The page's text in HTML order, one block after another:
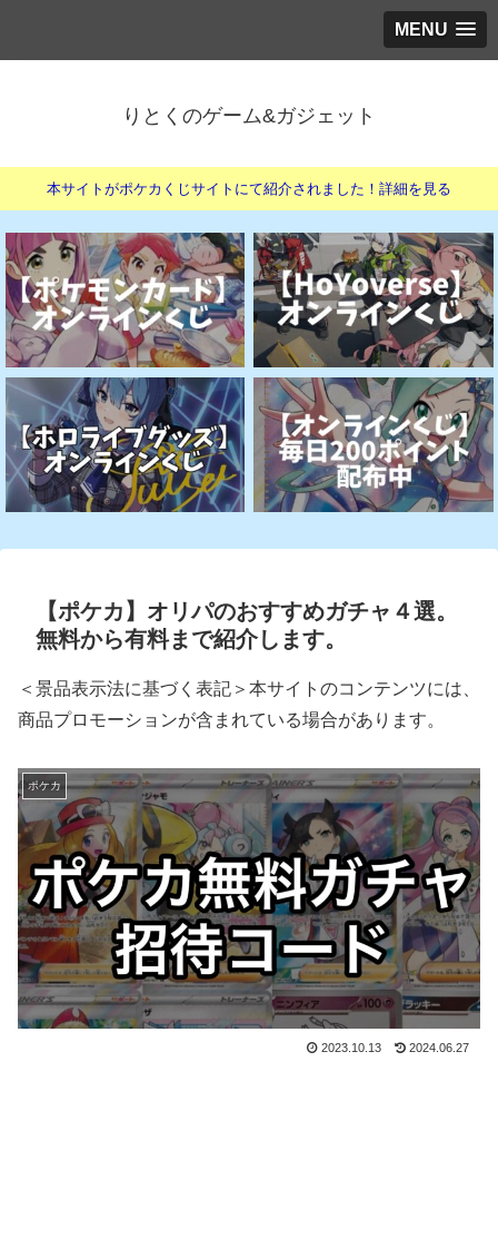
MENU
りとくのゲーム&ガジェット
本サイトがポケカくじサイトにて紹介されました！詳細を見る
【ポケカ】オリパのおすすめガチャ４選。
無料から有料まで紹介します。
＜景品表示法に基づく表記＞本サイトのコンテンツには、
商品プロモーションが含まれている場合があります。
ポケカ
2023.10.13 2024.06.27